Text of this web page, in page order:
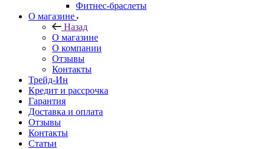
Фитнес-браслеты
О магазине
Назад
О магазине
О компании
Отзывы
Контакты
Трейд-Ин
Кредит и рассрочка
Гарантия
Доставка и оплата
Отзывы
Контакты
Статьи